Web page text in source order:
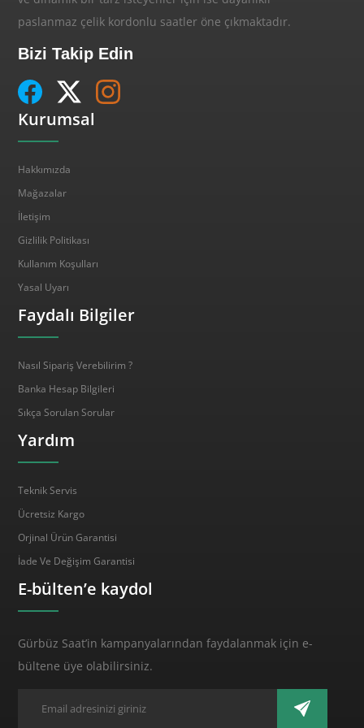
paslanmaz çelik kordonlu saatler öne çıkmaktadır.
Bizi Takip Edin
Kurumsal
Hakkımızda
Mağazalar
İletişim
Gizlilik Politikası
Kullanım Koşulları
Yasal Uyarı
Faydalı Bilgiler
Nasıl Sipariş Verebilirim ?
Banka Hesap Bilgileri
Sıkça Sorulan Sorular
Yardım
Teknik Servis
Ücretsiz Kargo
Orjinal Ürün Garantisi
İade Ve Değişim Garantisi
E-bülten’e kaydol
Gürbüz Saat’in kampanyalarından faydalanmak için e-
bültene üye olabilirsiniz.